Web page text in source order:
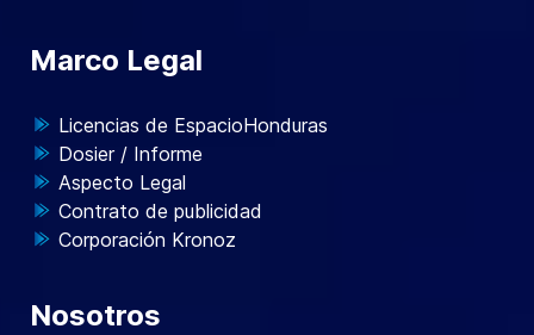
Marco Legal
Licencias de EspacioHonduras
Dosier / Informe
Aspecto Legal
Contrato de publicidad
Corporación Kronoz
Nosotros